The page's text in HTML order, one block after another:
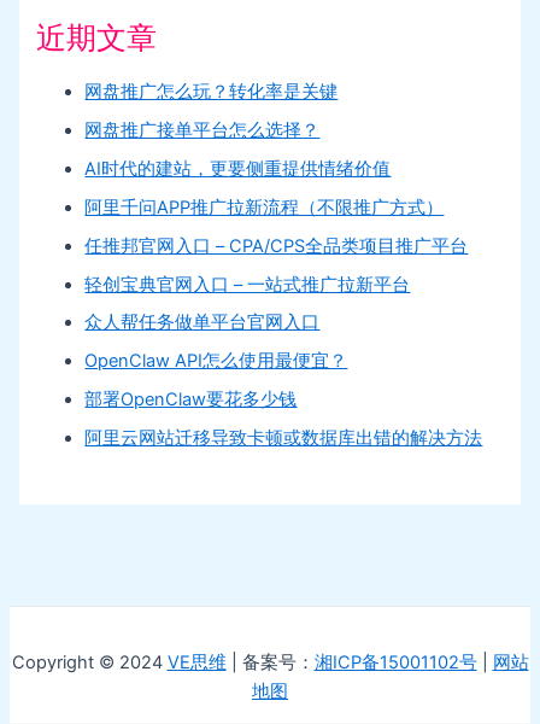
近期文章
网盘推广怎么玩？转化率是关键
网盘推广接单平台怎么选择？
AI时代的建站，更要侧重提供情绪价值
阿里千问APP推广拉新流程（不限推广方式）
任推邦官网入口 – CPA/CPS全品类项目推广平台
轻创宝典官网入口 – 一站式推广拉新平台
众人帮任务做单平台官网入口
OpenClaw API怎么使用最便宜？
部署OpenClaw要花多少钱
阿里云网站迁移导致卡顿或数据库出错的解决方法
Copyright © 2024 VE思维 | 备案号： 湘ICP备15001102号| 网站
地图